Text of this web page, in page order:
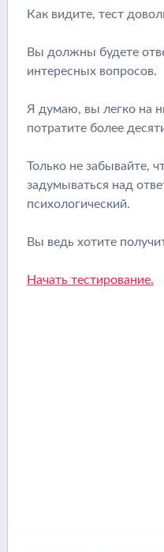
Как видите, тест
Вы должны будете
интересных вопросов.
Я думаю, вы легко на
потратите более
Только не забывайте,
задумываться над
психологический.
Вы ведь хотите
Начать тестирование.